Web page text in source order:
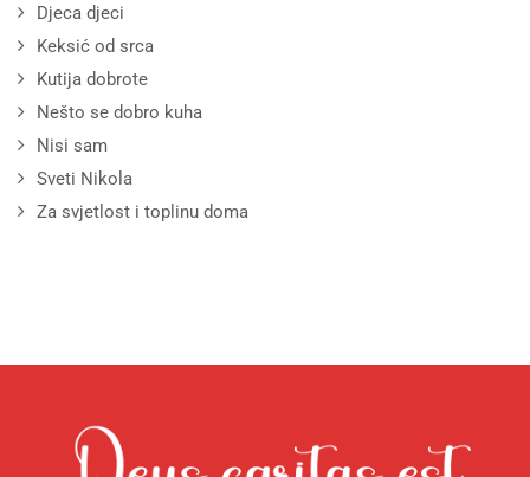
Djeca djeci
Keksić od srca
Kutija dobrote
Nešto se dobro kuha
Nisi sam
Sveti Nikola
Za svjetlost i toplinu doma